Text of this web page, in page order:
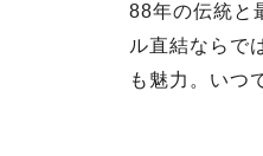
88年の伝統と
ル直結ならで
も魅力。いつ